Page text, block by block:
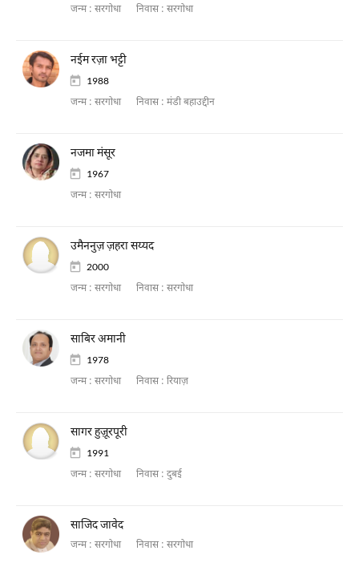
जन्म : सरगोधा निवास : सरगोधा
नईम रज़ा भट्टी
1988
जन्म : सरगोधा निवास : मंडी बहाउद्दीन
नजमा मंसूर
1967
जन्म : सरगोधा
उमैननुज़ ज़हरा सय्यद
2000
जन्म : सरगोधा निवास : सरगोधा
साबिर अमानी
1978
जन्म : सरगोधा निवास : रियाज़
सागर हुज़ूरपूरी
1991
जन्म : सरगोधा निवास : दुबई
साजिद जावेद
जन्म : सरगोधा निवास : सरगोधा